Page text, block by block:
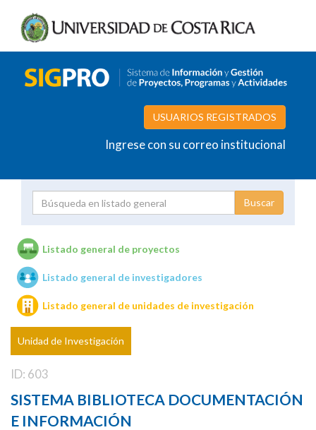
USUARIOS REGISTRADOS
Ingrese con su correo institucional
Unidades de investigación
Listado general de proyectos
Listado general de investigadores
Listado general de unidades de investigación
Unidad de Investigación
ID: 603
SISTEMA BIBLIOTECA DOCUMENTACIÓN
E INFORMACIÓN